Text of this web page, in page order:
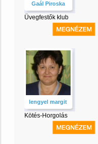
Gaál Piroska
Üvegfestők klub
lengyel margit
Kötés-Horgolás